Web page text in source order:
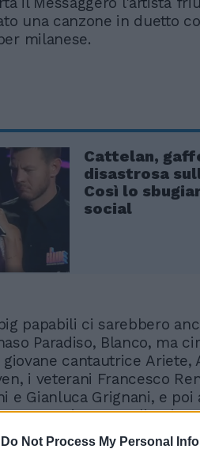
Do Not Process My Personal
una canzone in duetto
milanese.
Cattelan,
disastrosa
Così lo
social
papabili ci sarebbero
Paradiso, Blanco, ma
cantautrice Ariete,
i veterani Francesco
e Gianluca Grignani, e poi
e Simona Molinari ma
Consoli.
Rudy Giuliani a
Trump, Meloni
americana